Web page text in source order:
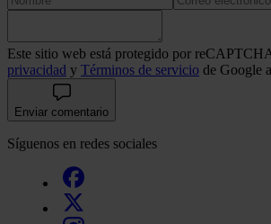
Este sitio web está protegido por
privacidad y Términos de servicio de Google
Enviar comentario
Síguenos en redes sociales